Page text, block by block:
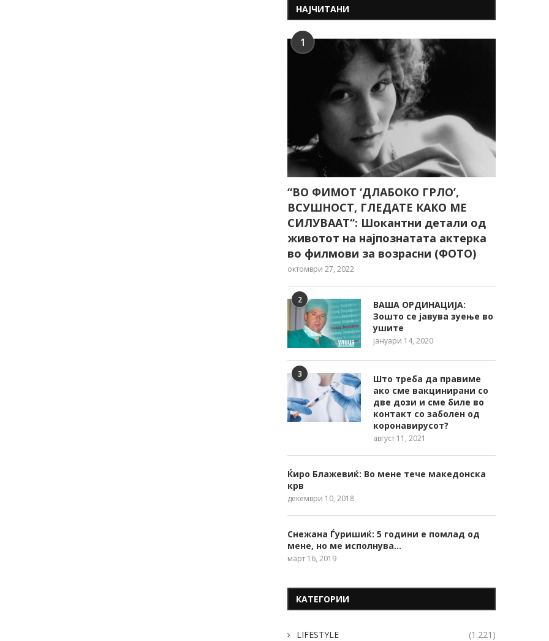
НАЈЧИТАНИ
1
“ВО ФИМОТ ‘ДЛАБОКО ГРЛО’,
ВСУШНОСТ, ГЛЕДАТЕ КАКО МЕ
СИЛУВААТ“: Шокантни детали од
животот на најпознатата актерка
во филмови за возрасни (ФОТО)
октомври 27, 2022
2
ВАША ОРДИНАЦИЈА:
Зошто се јавува зуење во
ушите
јануари 14, 2020
3
Што треба да правиме
ако сме вакцинирани со
две дози и сме биле во
контакт со заболен од
коронавирусот?
август 11, 2021
Ќиро Блажевиќ: Во мене тече македонска
крв
декември 10, 2018
Снежана Ѓуришиќ: 5 години е помлад од
мене, но ме исполнува…
март 16, 2019
КАТЕГОРИИ
LIFESTYLE (1.221)